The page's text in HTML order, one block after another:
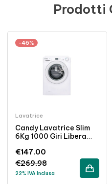
Prodotti
-46%
Lavatrice
Candy Lavatrice Slim
6Kg 1000 Giri Libera
Acciaio Inossidabile
€269.98
€147.00
22% IVA Inclusa